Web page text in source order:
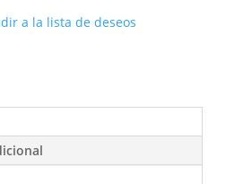
a la lista de deseos